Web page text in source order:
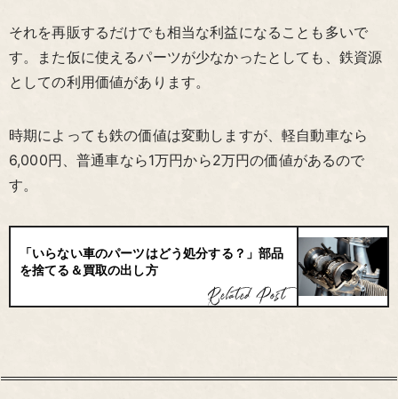
それを再販するだけでも相当な利益になることも多いで
す。また仮に使えるパーツが少なかったとしても、鉄資源
としての利用価値があります。
時期によっても鉄の価値は変動しますが、軽自動車なら
6,000円、普通車なら1万円から2万円の価値があるので
す。
「いらない車のパーツはどう処分する？」部品
を捨てる＆買取の出し方